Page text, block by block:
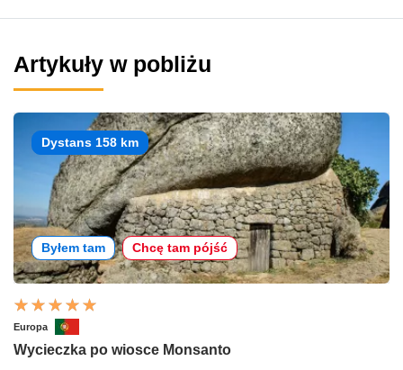
Artykuły w pobliżu
Dystans 158 km
Byłem tam Chcę tam pójść
Europa
Wycieczka po wiosce Monsanto